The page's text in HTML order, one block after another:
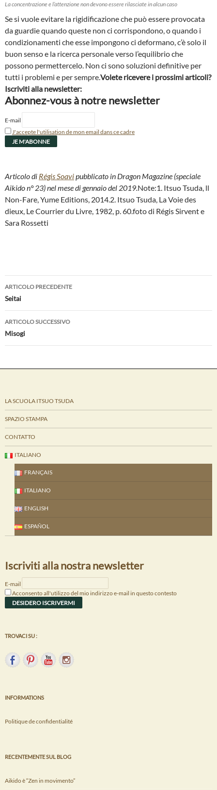
La concentrazione e l’attenzione non devono essere rilasciate in alcun caso
Se si vuole evitare la rigidificazione che può essere provocata
da guardie quando queste non ci corrispondono, o quando i
condizionamenti che esse impongono ci deformano, c’è solo il
buon senso e la ricerca personale verso l’equilibrio che
possono permettercelo. Non ci sono soluzioni definitive per
tutti i problemi e per sempre.Volete ricevere i prossimi articoli?
Iscriviti alla newsletter:
Abonnez-vous à notre newsletter
E-mail
J'accepte l'utilisation de mon email dans ce cadre
Articolo di Régis Soavipubblicato in Dragon Magazine (speciale
Aikido n° 23) nel mese di gennaio del 2019.Note:1. Itsuo Tsuda, ll
Non-Fare, Yume Editions, 2014.2. Itsuo Tsuda, La Voie des
dieux, Le Courrier du Livre, 1982, p. 60.foto di Régis Sirvent e
Sara Rossetti
Navigazione
articolo
ARTICOLO PRECEDENTE
Seitai
ARTICOLO SUCCESSIVO
Misogi
LA SCUOLA ITSUO TSUDA
SPAZIO STAMPA
CONTATTO
ITALIANO
FRANÇAIS
ITALIANO
ENGLISH
ESPAÑOL
Iscriviti alla nostra newsletter
E-mail
Acconsento all'utilizzo del mio indirizzo e-mail in questo contesto
TROVACI SU :
INFORMATIONS
Politique de confidentialité
RECENTEMENTE SUL BLOG
Aikido è “Zen in movimento”